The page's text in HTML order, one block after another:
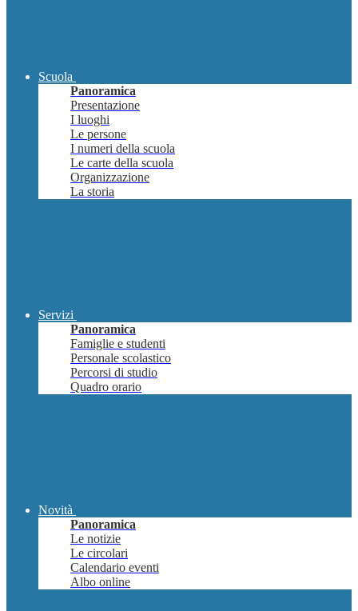
Scuola
Panoramica
Presentazione
I luoghi
Le persone
I numeri della scuola
Le carte della scuola
Organizzazione
La storia
Servizi
Panoramica
Famiglie e studenti
Personale scolastico
Percorsi di studio
Quadro orario
Novità
Panoramica
Le notizie
Le circolari
Calendario eventi
Albo online